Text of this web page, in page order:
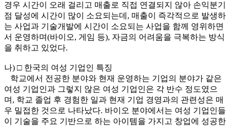
경우 시간이 오래 걸리고 매출로 직접 연결되지 않아 손익분기
점 달성에 시간이 많이 소요되는데, 매출이 즉각적으로 발생하
는 사업과 기술개발에 시간이 소요되는 사업을 함께 영위하면
서 운영하며(바이오, 게임 등), 자금의 어려움을 극복하는 방식
을 취하고 있었다.
나) □ 한국의 여성 기업인 특징
학교에서 전공한 분야와 현재 운영하는 기업의 분야가 같은
여성 기업인과 그렇지 않은 여성 기업인은 각 반수 정도였으
며, 학교 졸업 후 경험한 일과 현재 기업 경영과의 관련성은 매
우 밀접한 것으로 나타났다. 바이오 분야에서는 여성 기업인들
이 기술을 주요 기반으로 하는 아이템을 가지고 창업에 성공한